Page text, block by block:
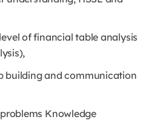
of financial table analysis
building and communication
Knowledge